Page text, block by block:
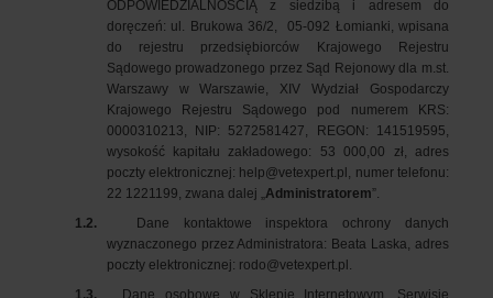
ODPOWIEDZIALNOŚCIĄ z siedzibą i adresem do
doręczeń: ul. Brukowa 36/2, 05-092 Łomianki, wpisana
do rejestru przedsiębiorców Krajowego Rejestru
Sądowego prowadzonego przez Sąd Rejonowy dla m.st.
Warszawy w Warszawie, XIV Wydział Gospodarczy
Krajowego Rejestru Sądowego pod numerem KRS:
0000310213, NIP: 5272581427, REGON: 141519595,
wysokość kapitału zakładowego: 53 000,00 zł, adres
poczty elektronicznej: help@vetexpert.pl , numer telefonu:
22 1221199, zwana dalej „Administratorem”.
1.2.
Dane kontaktowe inspektora ochrony danych
wyznaczonego przez Administratora: Beata Laska, adres
poczty elektronicznej: rodo@vetexpert.pl .